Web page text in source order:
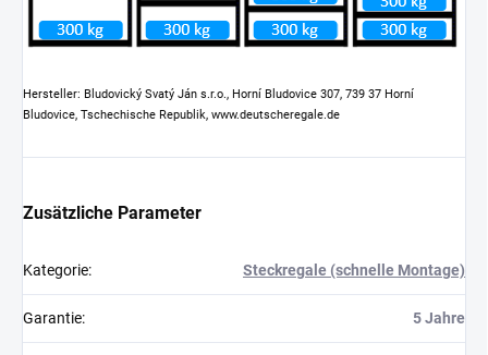
Hersteller: Bludovický Svatý Ján s.r.o., Horní Bludovice 307, 739 37 Horní
Bludovice, Tschechische Republik, www.deutscheregale.de
Zusätzliche Parameter
Kategorie: Steckregale (schnelle Montage)
Garantie: 5 Jahre